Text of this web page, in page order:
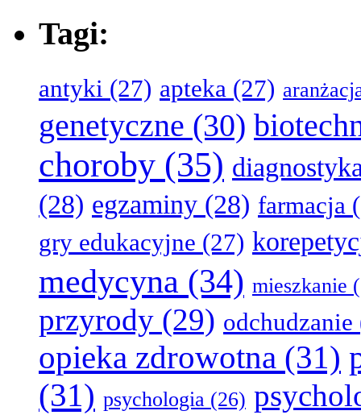
Tagi:
antyki (27) apteka (27)
genetyczne (30)
choroby (35)
(28) egzaminy (28) farmacja
gry edukacyjne (27)
medycyna (34) mieszkanie
przyrody (29) odchudzanie
opieka zdrowotna (31)
(31) psychologia (26)